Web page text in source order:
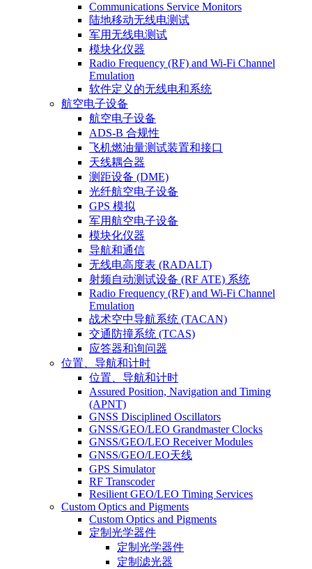
Communications Service Monitors
陆地移动无线电测试
军用无线电测试
模块化仪器
Radio Frequency (RF) and Wi-Fi Channel
Emulation
软件定义的无线电和系统
航空电子设备
航空电子设备
ADS-B 合规性
飞机燃油量测试装置和接口
天线耦合器
测距设备 (DME)
光纤航空电子设备
GPS 模拟
军用航空电子设备
模块化仪器
导航和通信
无线电高度表 (RADALT)
射频自动测试设备 (RF ATE) 系统
Radio Frequency (RF) and Wi-Fi Channel
Emulation
战术空中导航系统 (TACAN)
交通防撞系统 (TCAS)
应答器和询问器
位置、导航和计时
位置、导航和计时
Assured Position, Navigation and Timing
(APNT)
GNSS Disciplined Oscillators
GNSS/GEO/LEO Grandmaster Clocks
GNSS/GEO/LEO Receiver Modules
GNSS/GEO/LEO天线
GPS Simulator
RF Transcoder
Resilient GEO/LEO Timing Services
Custom Optics and Pigments
Custom Optics and Pigments
定制光学器件
定制光学器件
定制滤光器